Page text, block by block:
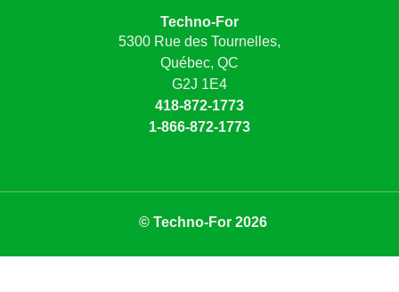
Techno-For
5300 Rue des Tournelles,
Québec, QC
G2J 1E4
418-872-1773
1-866-872-1773
© Techno-For 2026